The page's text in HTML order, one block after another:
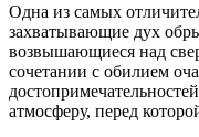
Одна из самых
захватывающие дух
возвышающиеся над
сочетании с обилием
атмосферу, перед